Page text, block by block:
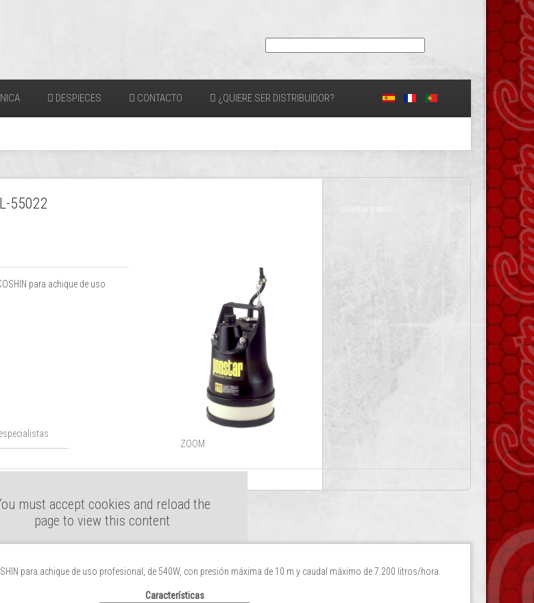
DESPIECES CONTACTO ¿QUIERE SER DISTRIBUIDOR?
55022
ZOOM
para achique de uso
Solicitar precio
must accept cookies and reload the
page to view this content
para achique de uso profesional, de 540W, con presión máxima de 10 m y caudal máximo de 7.200 litros/hora.
Características